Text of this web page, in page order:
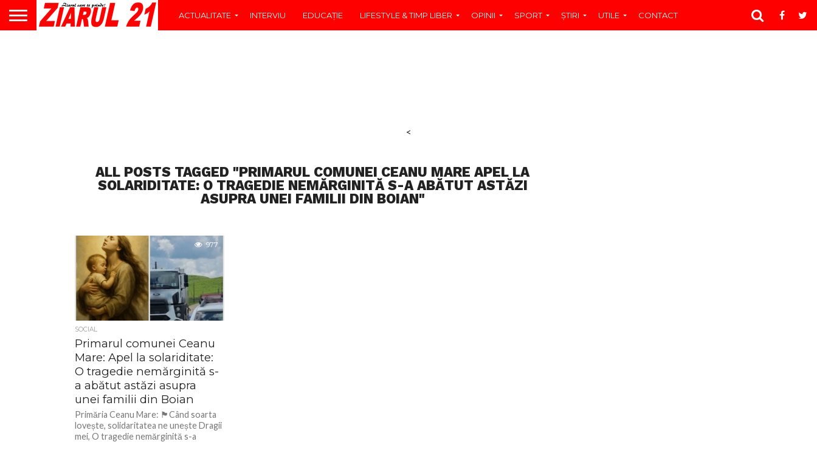
ACTUALITATE INTERVIU EDUCAŢIE LIFESTYLE & TIMP LIBER OPINII SPORT ŞTIRI UTILE CONTACT
<
ALL POSTS TAGGED "PRIMARUL COMUNEI CEANU MARE APEL LA
SOLARIDITATE: O TRAGEDIE NEMĂRGINITĂ S-A ABĂTUT ASTĂZI
ASUPRA UNEI FAMILII DIN BOIAN"
977
SOCIAL
Primarul comunei Ceanu
Mare: Apel la solariditate:
O tragedie nemărginită s-
a abătut astăzi asupra
unei familii din Boian
Primăria Ceanu Mare: 🏴Când soarta
lovește, solidaritatea ne unește Dragii
mei, O tragedie nemărginită s-a